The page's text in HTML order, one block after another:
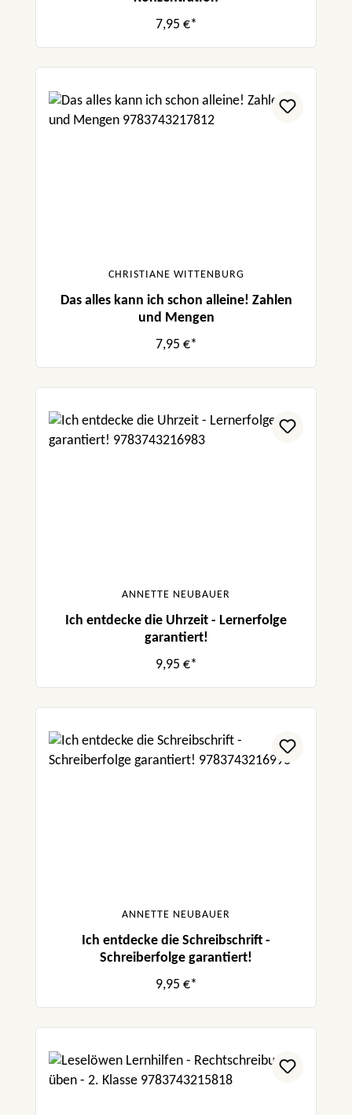
7,95 €*
CHRISTIANE WITTENBURG
Das alles kann ich schon alleine! Zahlen
und Mengen
7,95 €*
ANNETTE NEUBAUER
Ich entdecke die Uhrzeit - Lernerfolge
garantiert!
9,95 €*
ANNETTE NEUBAUER
Ich entdecke die Schreibschrift -
Schreiberfolge garantiert!
9,95 €*